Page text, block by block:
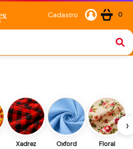
Cadastro 0
Xadrez Oxford Floral
›